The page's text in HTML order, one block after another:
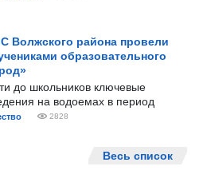
Волжского района провели
образовательного
до школьников ключевые
на водоемах в период
2828
Весь список